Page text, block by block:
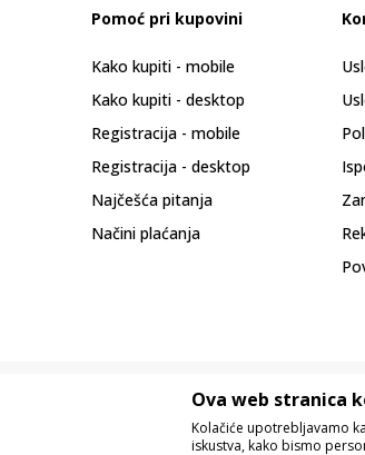
Pomoć pri kupovini
Kako kupiti - mobile
Kako kupiti - desktop
Registracija - mobile
Registracija - desktop
Najčešća pitanja
Načini plaćanja
Ova web stranica
Kolačiće upotrebljavamo
iskustva, kako bismo